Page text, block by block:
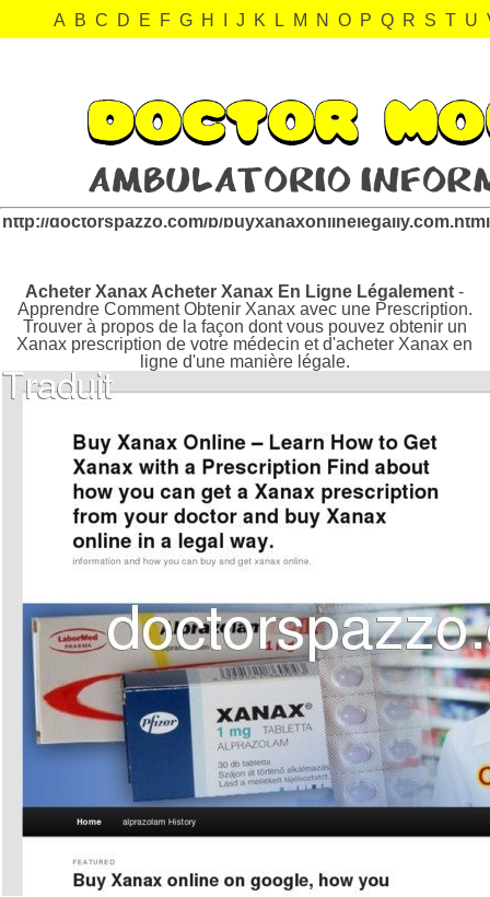
A B C D E F G H J K L M N O P Q R S T U
buyxanaxonlinelegally.com Revisión:
http://doctorspazzo.com/b/buyxanaxonlinelegally.com.html
Acheter Xanax Acheter Xanax En Ligne Légalement -
Apprendre Comment Obtenir Xanax avec une Prescription.
Trouver à propos de la façon dont vous pouvez obtenir un
Xanax prescription de votre médecin et d'acheter Xanax en
ligne d'une manière légale.